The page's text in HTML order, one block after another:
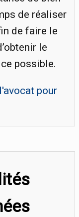
de réaliser
de faire le
le
possible.
pour